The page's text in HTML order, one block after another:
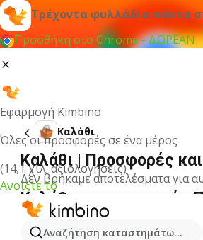
Τρέχοντα φυλλάδια πάντα
Προσθήκη στο Chrome - ΔΩΡΕΑΝ
Εφαρμογή Kimbino
Όλες οι προσφορές σε ένα μέρος
(14,1 χιλ. αξιολογήσεις)
Ανοίξτε το
Αναζήτηση καταστημάτων,
Καλάθι
Καλάθι | Προσφορές
Δεν βρήκαμε αποτελέσματα για
Καλάθι σε προσφορά -
αγοράσετε;